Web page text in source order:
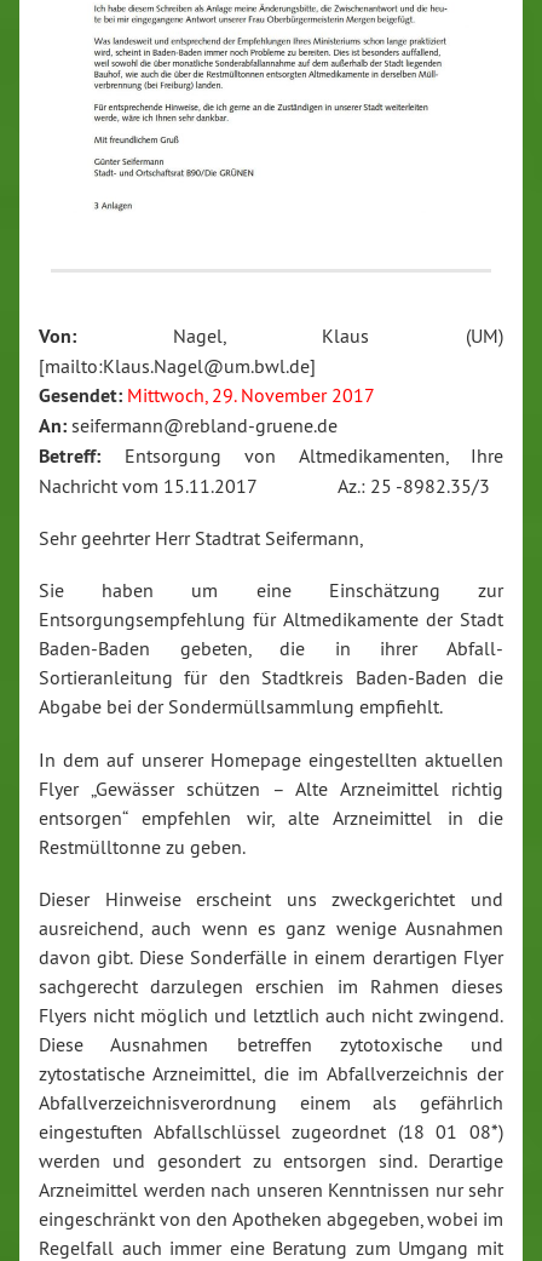
Von: Nagel, Klaus (UM)
[mailto:Klaus.Nagel@um.bwl.de]
Gesendet: Mittwoch, 29. November 2017
An: seifermann@rebland-gruene.de
Betreff: Entsorgung von Altmedikamenten, Ihre
Nachricht vom 15.11.2017 Az.: 25 -8982.35/3
Sehr geehrter Herr Stadtrat Seifermann,
Sie haben um eine Einschätzung zur
Entsorgungsempfehlung für Altmedikamente der Stadt
Baden-Baden gebeten, die in ihrer Abfall-
Sortieranleitung für den Stadtkreis Baden-Baden die
Abgabe bei der Sondermüllsammlung empfiehlt.
In dem auf unserer Homepage eingestellten aktuellen
Flyer „Gewässer schützen – Alte Arzneimittel richtig
entsorgen“ empfehlen wir, alte Arzneimittel in die
Restmülltonne zu geben.
Dieser Hinweise erscheint uns zweckgerichtet und
ausreichend, auch wenn es ganz wenige Ausnahmen
davon gibt. Diese Sonderfälle in einem derartigen Flyer
sachgerecht darzulegen erschien im Rahmen dieses
Flyers nicht möglich und letztlich auch nicht zwingend.
Diese Ausnahmen betreffen zytotoxische und
zytostatische Arzneimittel, die im Abfallverzeichnis der
Abfallverzeichnisverordnung einem als gefährlich
eingestuften Abfallschlüssel zugeordnet (18 01 08*)
werden und gesondert zu entsorgen sind. Derartige
Arzneimittel werden nach unseren Kenntnissen nur sehr
eingeschränkt von den Apotheken abgegeben, wobei im
Regelfall auch immer eine Beratung zum Umgang mit